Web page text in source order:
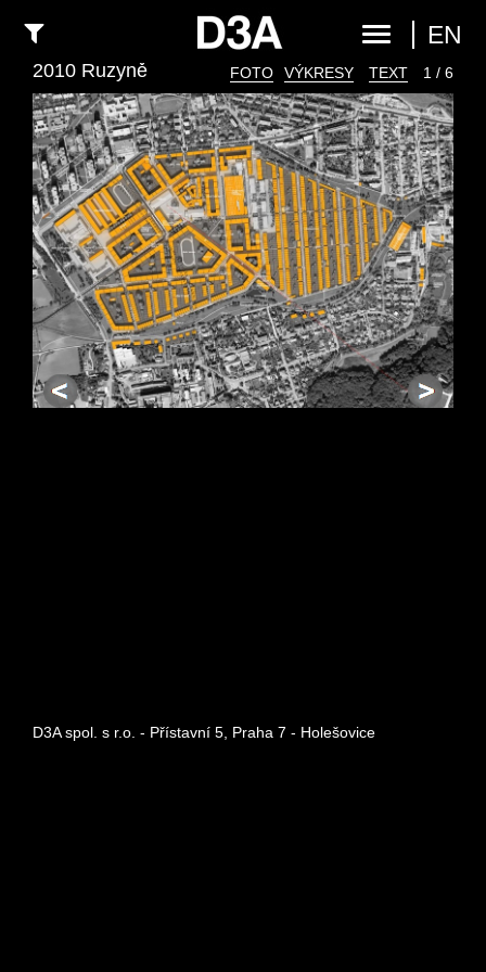
EN
2010 Ruzyně FOTO VÝKRESY TEXT 1 / 6
D3A spol. s r.o. - Přístavní 5, Praha 7 - Holešovice